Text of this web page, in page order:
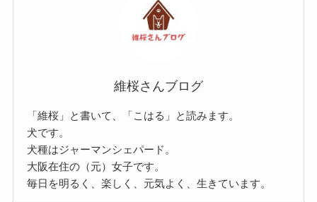
維桜さんブログ
「維桜」と書いて、「こはる」と読みます。
犬です。
犬種はジャーマンシェパード。
大阪在住の（元）女子です。
毎日を明るく、楽しく、元気よく、生きています。